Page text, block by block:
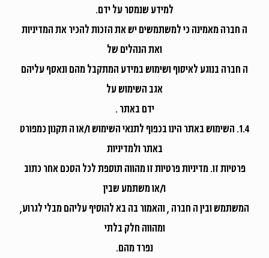
למידע שנמסר על ידם.
ה חברה מאמינה כי למשתמשים יש את הזכות להכיר את המדיניות
ואת הנהלים של
ה חברה בנוגע לאיסוף ושימוש במידע המתקבל מהם ונאסף עליהם
אגב השימוש על
ידם באתר .
1.4. השימוש באתר הינו בכפוף לתנאי השימוש ו/או ה תקנון כמפורט
באתר ולמדיניות
פרטיות זו. מדיניות פרטיות זו מהווה תוספת לכל הסכם אחר כתוב
ו/או משתמע שבין
המשתמש ובין ה חברה , והאמור בה בא להוסיף עליהם מבלי לגרוע,
ומהווה חלק בלתי
נפרד מהם.